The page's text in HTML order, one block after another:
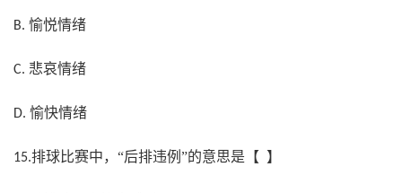
B. 愉悦情绪
C. 悲哀情绪
D. 愉快情绪
15.排球比赛中，“后排违例”的意思是【 】